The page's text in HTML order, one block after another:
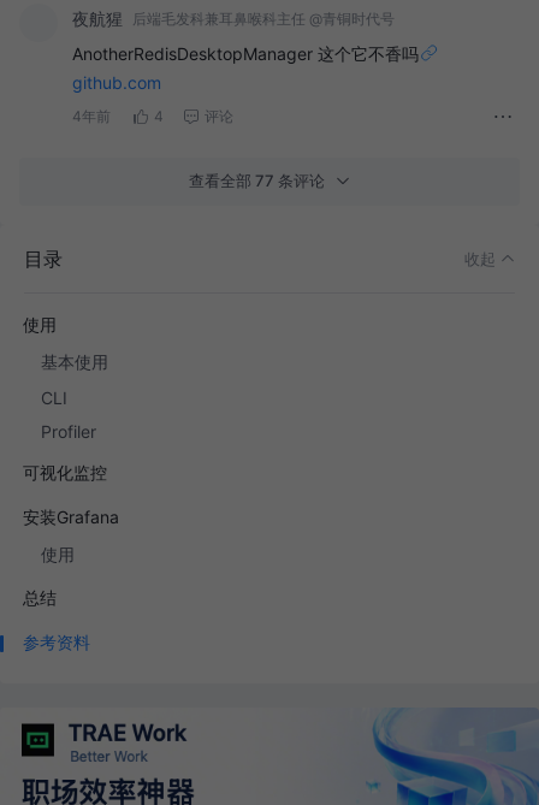
夜航猩 后端毛发科兼耳鼻喉科主任 @青铜时代号
AnotherRedisDesktopManager 这个它不香吗
github.com
4年前 4 评论
查看全部 77 条评论
目录 收起
使用
基本使用
CLI
Profiler
可视化监控
安装Grafana
使用
总结
参考资料